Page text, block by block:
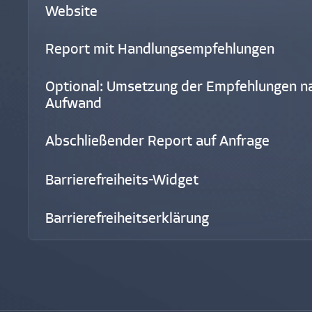
Website
Report mit Handlungsempfehlungen
Optional: Umsetzung der Empfehlungen
Aufwand
Abschließender Report auf Anfrage
Barrierefreiheits-Widget
Barrierefreiheitserklärung